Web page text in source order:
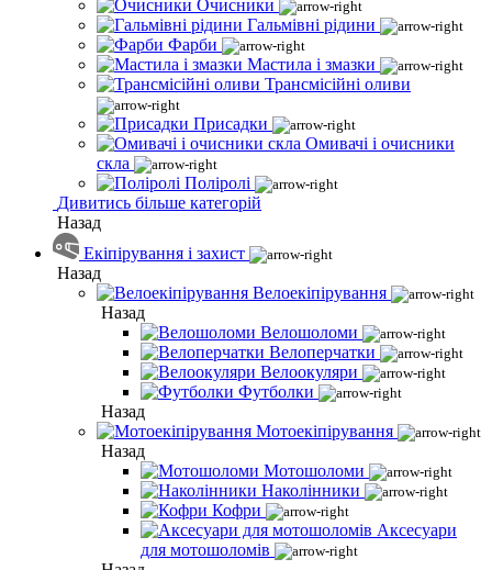
Очисники
Гальмівні рідини
Фарби
Мастила і змазки
Трансмісійні оливи
Присадки
Омивачі і очисники
скла
Поліролі
Дивитись більше категорій
Назад
Екіпірування і захист
Назад
Велоекіпірування
Назад
Велошоломи
Велоперчатки
Велоокуляри
Футболки
Назад
Мотоекіпірування
Назад
Мотошоломи
Наколінники
Кофри
Аксесуари
для мотошоломів